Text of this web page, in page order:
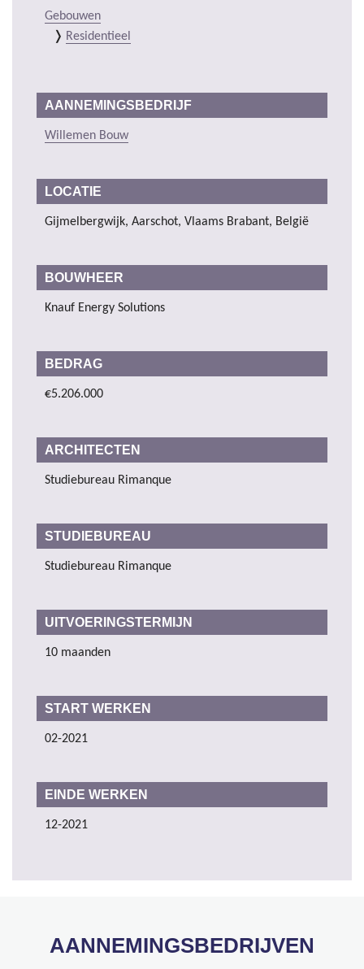
Gebouwen
Residentieel
AANNEMINGSBEDRIJF
Willemen Bouw
LOCATIE
Gijmelbergwijk, Aarschot, Vlaams Brabant, België
BOUWHEER
Knauf Energy Solutions
BEDRAG
€5.206.000
ARCHITECTEN
Studiebureau Rimanque
STUDIEBUREAU
Studiebureau Rimanque
UITVOERINGSTERMIJN
10 maanden
START WERKEN
02-2021
EINDE WERKEN
12-2021
AANNEMINGSBEDRIJVEN